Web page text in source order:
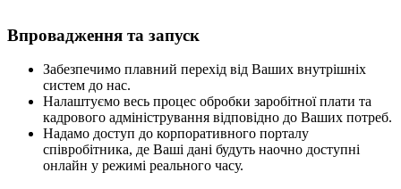
Впровадження та запуск
Забезпечимо плавний перехід від Ваших внутрішніх
систем до нас.
Налаштуємо весь процес обробки заробітної плати та
кадрового адміністрування відповідно до Ваших потреб.
Надамо доступ до корпоративного порталу
співробітника, де Ваші дані будуть наочно доступні
онлайн у режимі реального часу.